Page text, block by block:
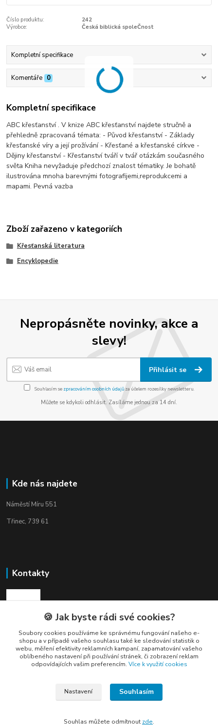
Číslo produktu:
242
Výrobce:
Česká biblická spoleČnost
Kompletní specifikace
Komentáře 0
Kompletní specifikace
ABC křesťanství . V knize ABC křesťanství najdete stručně a
přehledně zpracovaná témata: - Původ křesťanství - Základy
křesťanské víry a její prožívání - Křesťané a křesťanské církve -
Dějiny křesťanství - Křesťanství tváří v tvář otázkám současného
světa Kniha nevyžaduje předchozí znalost tématiky. Je bohatě
ilustrována mnoha barevnými fotografijemi,reprodukcemi a
mapami. Pevná vazba
Zboží zařazeno v kategoriích
Křesťanská literatura
Encyklopedie
Nepropásněte novinky, akce a
slevy!
Přihlásit se
Souhlasím se zpracováním osobních údajůza účelem rozesílky newsletteru.
Můžete se kdykoli odhlásit. Zasíláme jednou za 14 dní.
Kde nás najdete
Náměstí Míru 551
Třinec, 739 61
Kontakty
Elogos
Petr Nedvídek
+420 775688827 +420 737670415
🍪 Jak byste rádi své cookies?
Soubory cookies používáme ke správnému fungování našeho e-
shopu a v případě vašeho souhlasu také ke sledování statistik o
webu, měření efektivity reklamních kampaní, zapamatování vašeho
oblíbeného nastavení při používání stránek, či zobrazení reklam
odpovídajících vašim preferencím. Více k využití cookies
Nastavení Souhlasím
Souhlas můžete odmítnout zde.